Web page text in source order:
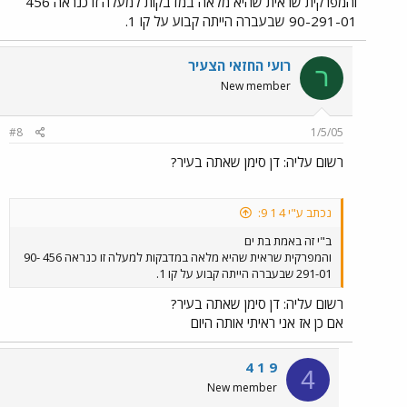
90-291-01 שבעברה הייתה קבוע על קו 1.
ר רועי החזאי הצעיר
New member
1/5/05
#8
רשום עליה: דן סימן שאתה בעיר?
נכתב ע"י 4 1 9:
ב"י זה באמת בת ים
והמפרקית שראית שהיא מלאה במדבקות למעלה זו כנראה 456 90-
291-01 שבעברה הייתה קבוע על קו 1.
רשום עליה: דן סימן שאתה בעיר?
אם כן אז אני ראיתי אותה היום
4
4 1 9
New member